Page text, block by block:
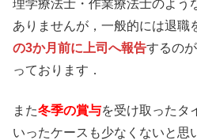
理学療法士・作業療法士のよう
ありませんが，一般的には退職
の3か月前に上司へ報告するの
っております．
また冬季の賞与を受け取ったタ
いったケースも少なくないと思